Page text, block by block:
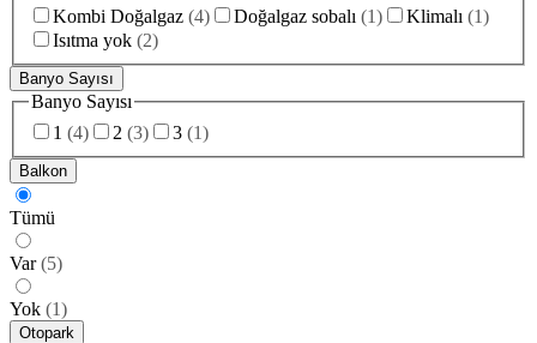
Kombi Doğalgaz (4) Doğalgaz sobalı (1) Klimalı (1)
Isıtma yok (2)
Banyo Sayısı
Banyo Sayısı
1 (4) 2 (3) 3 (1)
Balkon
Tümü
Var (5)
Yok (1)
Otopark